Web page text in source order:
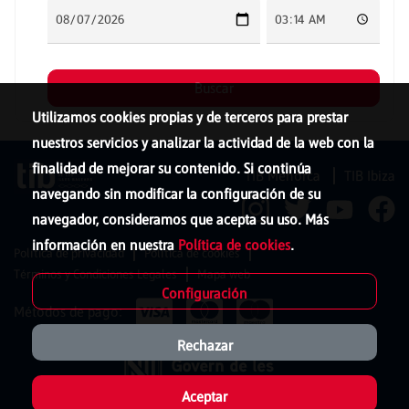
Utilizamos cookies propias y de terceros para prestar
nuestros servicios y analizar la actividad de la web con la
finalidad de mejorar su contenido. Si continúa
navegando sin modificar la configuración de su
navegador, consideramos que acepta su uso. Más
información en nuestra Política de cookies.
Configuración
Rechazar
Aceptar
TIB Menorca
Política de privacidad
Política de cookies
Términos y Condiciones Legales
Mapa web
Métodos de pago: